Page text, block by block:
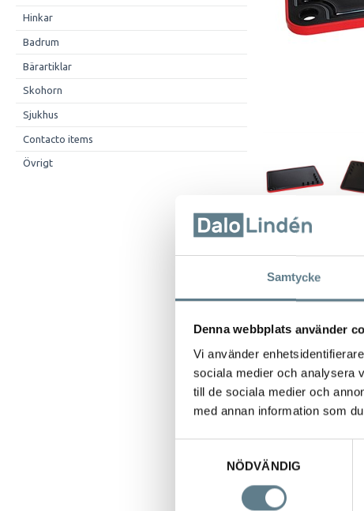
Samtycke
Denna webbplats använder
Vi använder
sociala medier och analysera
till de sociala medier och
med annan information som
NÖDVÄNDIG
Hinkar
Badrum
Bärartiklar
Skohorn
Sjukhus
Contacto items
Övrigt
Beskrivning
Skärbräda
Tillverkad av
Pluggarna i
De vita piggarna
Finns i olika
Artikelkod
9172158H1